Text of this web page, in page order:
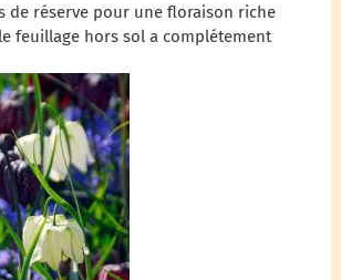
de réserve pour une floraison riche
feuillage hors sol a complétement